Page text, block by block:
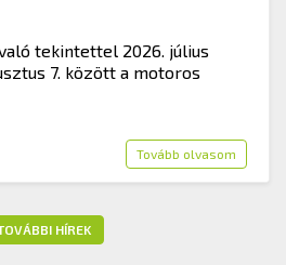
tekintettel 2026. július
7. között a motoros
Tovább olvasom
HÍREK